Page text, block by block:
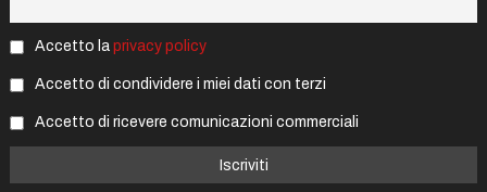
Accetto la privacy policy
Accetto di condividere i miei dati con terzi
Accetto di ricevere comunicazioni commerciali